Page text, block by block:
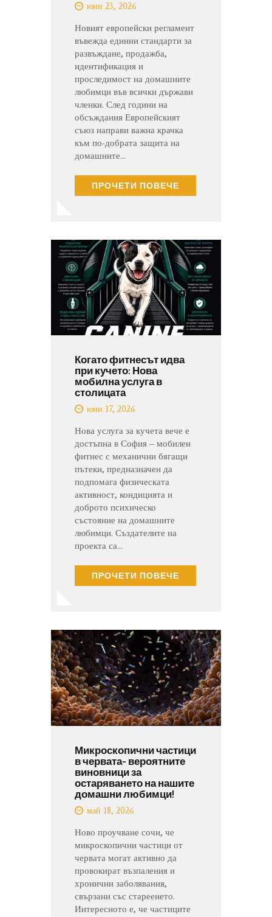
юни 23, 2026
Новият европейски регламент
въвежда единни стандарти за
развъждане, продажба,
идентификация и
проследимост на домашните
любимци във всички държави
членки. След години на
обсъждания Европейският
съюз направи важна крачка
към по-добрата защита на
домашните…
ПРОЧЕТИ ПОВЕЧЕ
Когато фитнесът идва
при кучето: Нова
мобилна услуга в
столицата
юни 17, 2026
Нова услуга за кучета вече е
достъпна в София – мобилен
фитнес с механични бягащи
пътеки, предназначен да
подпомага физическата
активност, кондицията и
доброто психическо
състояние на домашните
любимци. Създателите на
проекта са…
ПРОЧЕТИ ПОВЕЧЕ
Микроскопични частици
в червата- вероятните
виновници за
остаряването на нашите
домашни любимци!
май 18, 2026
Ново проучване сочи, че
микроскопични частици от
червата могат активно да
провокират възпаления и
хронични заболявания,
свързани със стареенето.
Интересното е, че частиците